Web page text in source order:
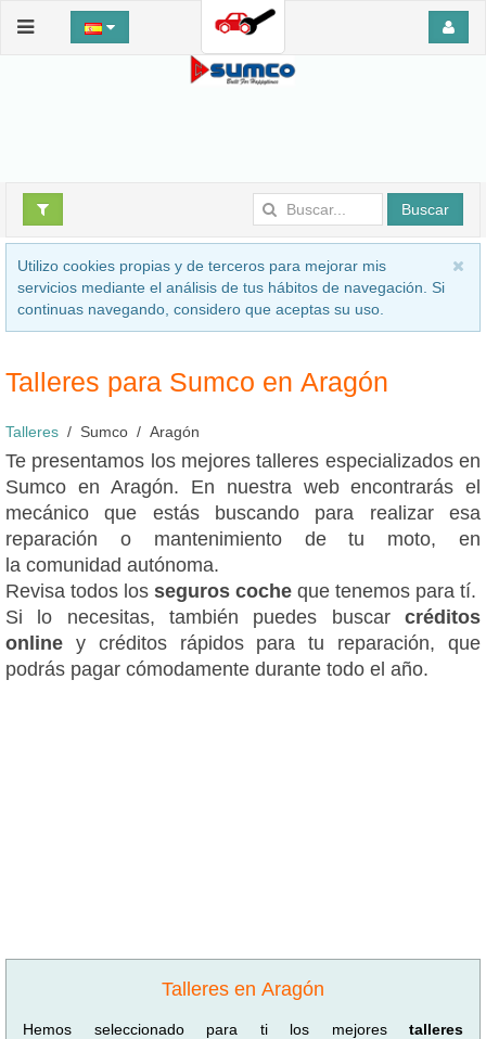
Buscar
Utilizo cookies propias y de terceros para mejorar mis
servicios mediante el análisis de tus hábitos de navegación. Si
continuas navegando, considero que aceptas su uso.
Talleres para Sumco en Aragón
Talleres Sumco Aragón
Te presentamos los mejores talleres especializados en
Sumco en Aragón. En nuestra web encontrarás el
mecánico que estás buscando para realizar esa
reparación o mantenimiento de tu moto, en
la comunidad autónoma.
Revisa todos los seguros coche que tenemos para tí.
Si lo necesitas, también puedes buscar créditos
online y créditos rápidos para tu reparación, que
podrás pagar cómodamente durante todo el año.
Talleres en Aragón
Hemos seleccionado para ti los mejores talleres